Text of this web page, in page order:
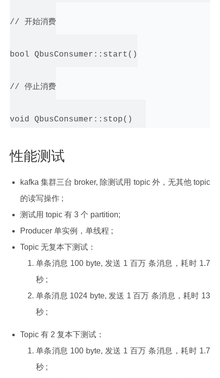
// 开始消费
bool QbusConsumer::start()
// 停止消费
性能测试
kafka 集群三台 broker, 除测试用 topic 外，无其他 topic
的读写操作 ;
测试用 topic 有 3 个 partition;
Producer 单实例，单线程 ;
Topic 无复本下测试：
单条消息 100 byte, 发送 1 百万 条消息，耗时 1.7
秒 ;
单条消息 1024 byte, 发送 1 百万 条消息，耗时 13
秒 ;
Topic 有 2 复本下测试：
单条消息 100 byte, 发送 1 百万 条消息，耗时 1.7
秒 ;